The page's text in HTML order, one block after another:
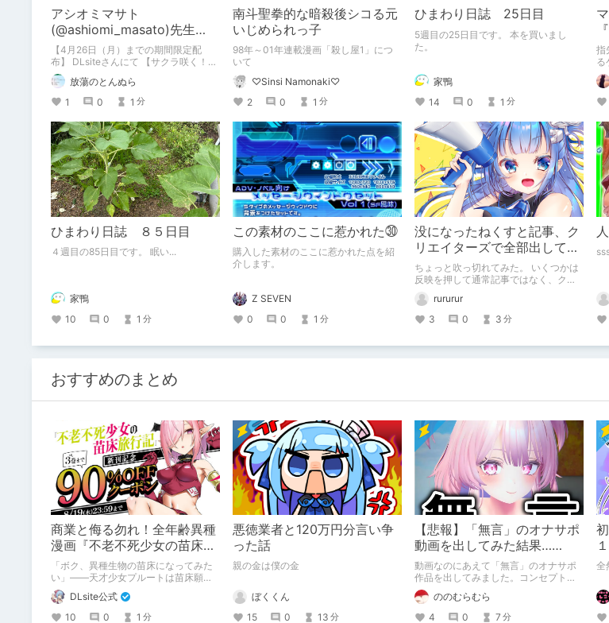
アシオミマサト
(@ashiomi_masato)先生
『クライムガールズ』クーポ
ン使用で50％OFF
【4月26日（月）までの期間限定配
布】 DLsiteさんにて 【サクラ咲く！春
のスタートダッシュ応援クーポン！】
大好評配布中!!! アシオミマサト 先生の
単行本 『クライムガールズ』も 販売価
格 1,100円 → クーポンご使用で
50％OFFと 大変お求めやすくなってお
ります! ぜひこの機会にお値打ちにお買
い求めください!!
放蕩のとんぬら
1
0 1 分
南斗聖拳的な暗殺後シコる元
いじめられっ子
98年～01年連載漫画「殺し屋1」につ
いて
♡Sinsi Namonaki♡
2
0 1 分
ひまわり日誌 25日目
5週目の25日目です。 本を買いまし
た。
家鴨
14
0 1 分
指
る
ひまわり日誌 ８５日目
４週目の85日目です。 眠い...
家鴨
10
0 1 分
この素材のここに惹かれた㉚
購入した素材のここに惹かれた点を紹
介します。
Z SEVEN
0
0 1 分
没になったねくすと記事、ク
リエイターズで全部出してみ
ます。
ちょっと吹っ切れてみた。 いくつかは
反映を押して通常記事ではなく、クリ
と。 rururur
3
0 3 分
おすすめのまとめ
商業と侮る勿れ！全年齢異種
漫画『不老不死少女の苗床旅
行記』新刊記念1～3巻90%オ
フクーポン配布中✨
「ボク、異種生物の苗床になってみた
い」――天才少女プルートは苗床願望
を叶えるため、不老不死の体を手に入
れた！ 話題沸騰の全年齢苗床コミック
スの新刊が発売開始！ それを記念して1
DLsite公式
10
0 1 分
悪徳業者と120万円分言い争
った話
親の金は僕の金
ぼくくん
15
0 13 分
【悲報】「無言」のオナサポ
動画を出してみた結果……
動画なのにあえて「無言」のオナサポ
作品を出してみました。コンセプト通
りのものは作れたのですが、肝心の売
上がね……
ののむらむら
4
0 7 分
全